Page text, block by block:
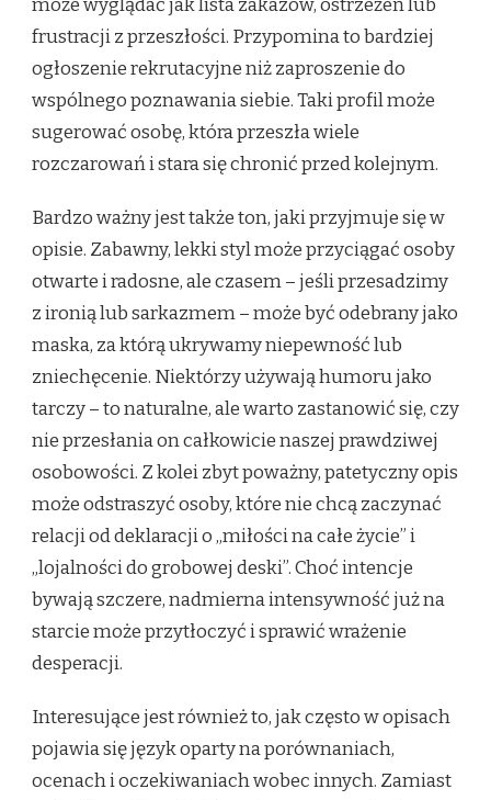
może wyglądać jak lista zakazów, ostrzeżeń lub
frustracji z przeszłości. Przypomina to bardziej
ogłoszenie rekrutacyjne niż zaproszenie do
wspólnego poznawania siebie. Taki profil może
sugerować osobę, która przeszła wiele
rozczarowań i stara się chronić przed kolejnym.
Bardzo ważny jest także ton, jaki przyjmuje się w
opisie. Zabawny, lekki styl może przyciągać osoby
otwarte i radosne, ale czasem – jeśli przesadzimy
z ironią lub sarkazmem – może być odebrany jako
maska, za którą ukrywamy niepewność lub
zniechęcenie. Niektórzy używają humoru jako
tarczy – to naturalne, ale warto zastanowić się, czy
nie przesłania on całkowicie naszej prawdziwej
osobowości. Z kolei zbyt poważny, patetyczny opis
może odstraszyć osoby, które nie chcą zaczynać
relacji od deklaracji o „miłości na całe życie” i
„lojalności do grobowej deski”. Choć intencje
bywają szczere, nadmierna intensywność już na
starcie może przytłoczyć i sprawić wrażenie
desperacji.
Interesujące jest również to, jak często w opisach
pojawia się język oparty na porównaniach,
ocenach i oczekiwaniach wobec innych. Zamiast